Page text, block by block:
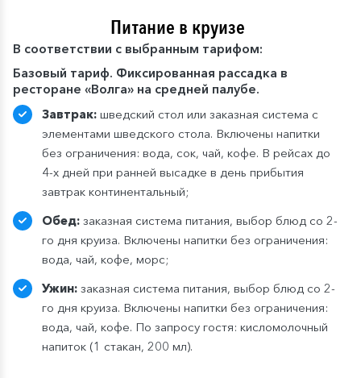
Питание в круизе
В соответствии с выбранным тарифом:
Базовый тариф. Фиксированная рассадка в
ресторане «Волга» на средней палубе.
Завтрак: шведский стол или заказная система с
элементами шведского стола. Включены напитки
без ограничения: вода, сок, чай, кофе. В рейсах до
4-х дней при ранней высадке в день прибытия
завтрак континентальный;
Обед: заказная система питания, выбор блюд со 2-
го дня круиза. Включены напитки без ограничения:
вода, чай, кофе, морс;
Ужин: заказная система питания, выбор блюд со 2-
го дня круиза. Включены напитки без ограничения:
вода, чай, кофе. По запросу гостя: кисломолочный
напиток (1 стакан, 200 мл).